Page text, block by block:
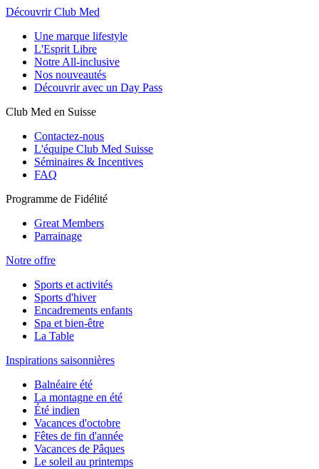
Découvrir Club Med
Une marque lifestyle
L'Esprit Libre
Notre All-inclusive
Nos nouveautés
Découvrir avec un Day Pass
Club Med en Suisse
Contactez-nous
L'équipe Club Med Suisse
Séminaires & Incentives
FAQ
Programme de Fidélité
Great Members
Parrainage
Notre offre
Sports et activités
Sports d'hiver
Encadrements enfants
Spa et bien-être
La Table
Inspirations saisonnières
Balnéaire été
La montagne en été
Été indien
Vacances d'octobre
Fêtes de fin d'année
Vacances de Pâques
Le soleil au printemps